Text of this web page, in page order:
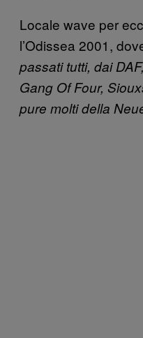
Locale wave per
l’Odissea 2001,
passati tutti, dai
Gang Of Four,
pure molti della